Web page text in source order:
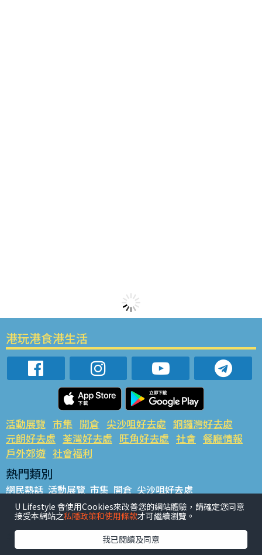
港玩港食港生活
活動展覽 市集 開倉 尖沙咀好去處 銅鑼灣好去處
元朗好去處 荃灣好去處 旺角好去處 社會 餐廳情報
戶外郊遊 社會福利
熱門類別
網民熱話 活動展覽 市集 開倉 尖沙咀好去處
銅鑼灣好去處 元朗好去處 荃灣好去處 旺角好去處 社會
餐廳情報 戶外郊遊
熱門標籤
U Lifestyle 會使用Cookies來改善您的網站體驗，請確定您同意
接受本網站之私隱政策和使用條款才可繼續瀏覽。
我已閱讀及同意